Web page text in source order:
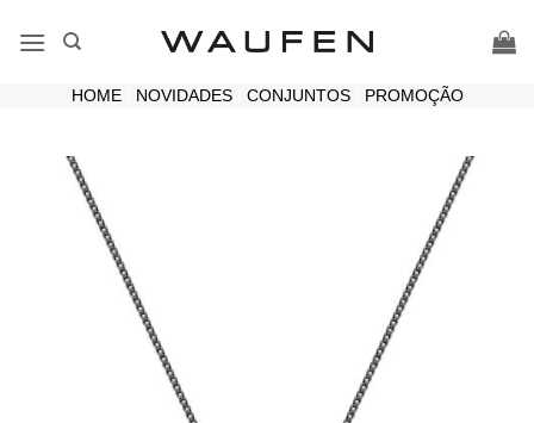
HOME| NOVIDADES| CONJUNTOS| PROMOÇÃO